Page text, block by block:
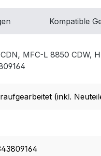
Kompatible
MFC-L 8850 CDW,
(inkl.